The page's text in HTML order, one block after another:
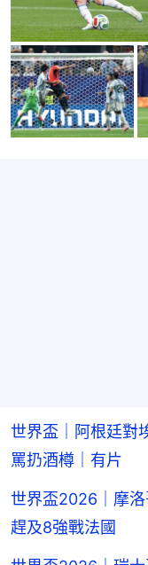
世界盃｜阿根廷
罵扔酒樽｜有片
世界盃2026｜摩
趕及8強戰法國